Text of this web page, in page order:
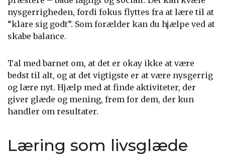
nysgerrigheden, fordi fokus flyttes fra at lære til at
“klare sig godt”. Som forælder kan du hjælpe ved at
skabe balance.
Tal med barnet om, at det er okay ikke at være
bedst til alt, og at det vigtigste er at være nysgerrig
og lære nyt. Hjælp med at finde aktiviteter, der
giver glæde og mening, frem for dem, der kun
handler om resultater.
Læring som livsglæde